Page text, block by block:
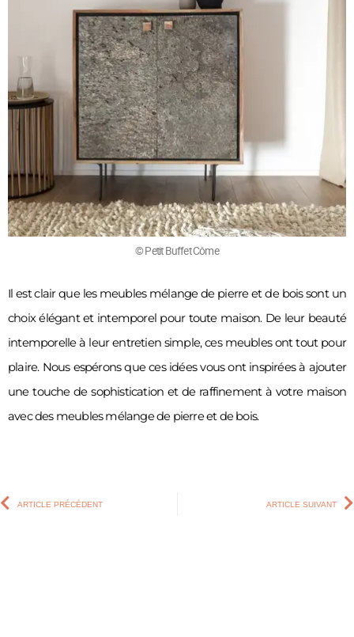
© Petit Buffet Côme
Il est clair que les meubles mélange de pierre et de bois sont un
choix élégant et intemporel pour toute maison. De leur beauté
intemporelle à leur entretien simple, ces meubles ont tout pour
plaire. Nous espérons que ces idées vous ont inspirées à ajouter
une touche de sophistication et de raffinement à votre maison
avec des meubles mélange de pierre et de bois.
ARTICLE PRÉCÉDENT ARTICLE SUIVANT